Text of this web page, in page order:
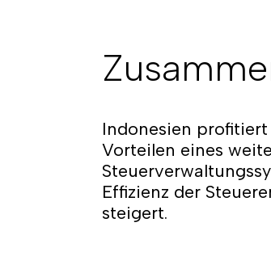
Indonesien
Vorteilen eines
Effizienz der
steigert.